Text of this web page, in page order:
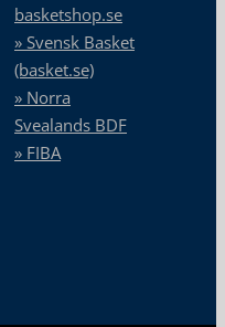
basketshop.se
» Svensk Basket
(basket.se)
» Norra
Svealands BDF
» FIBA